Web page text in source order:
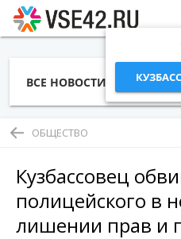
КУЗБАСС
ВСЕ НОВОСТИ СТАТЬИ
ОБЩЕСТВО
Кузбассовец
полицейского в
лишении прав и